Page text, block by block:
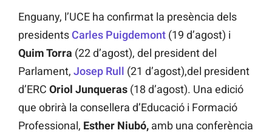
Enguany, l’UCE ha confirmat la presència dels
presidents Carles Puigdemont (19 d’agost) i
Quim Torra (22 d’agost), del president del
Parlament, Josep Rull (21 d’agost),del president
d’ERC Oriol Junqueras (18 d’agost). Una edició
que obrirà la consellera d’Educació i Formació
Professional, Esther Niubó, amb una conferència